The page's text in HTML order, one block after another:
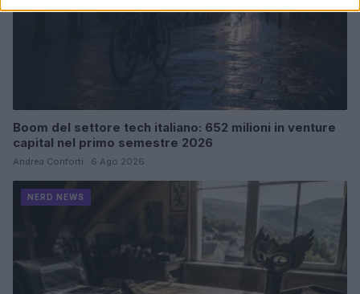
Boom del settore tech italiano: 652 milioni in venture
capital nel primo semestre 2026
Andrea Conforti · 6 Ago 2026
NERD NEWS